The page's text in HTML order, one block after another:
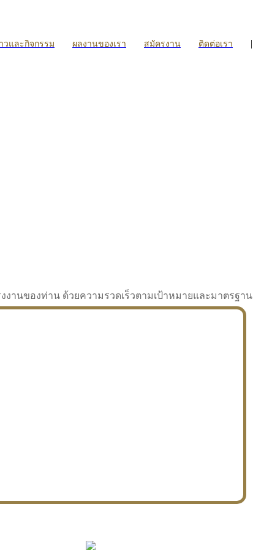
วและกิจกรรม ผลงานของเรา สมัครงาน ติดต่อเรา |
นของท่าน ด้วยความรวดเร็วตามเป้าหมายและมาตรฐาน